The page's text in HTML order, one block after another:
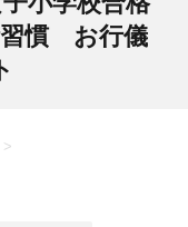
慣 お行儀
>